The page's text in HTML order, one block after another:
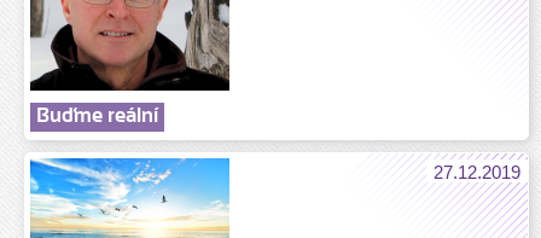
Buďme reální
27.12.2019